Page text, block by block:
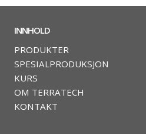
INNHOLD
PRODUKTER
SPESIALPRODUKSJON
KURS
OM TERRATECH
KONTAKT